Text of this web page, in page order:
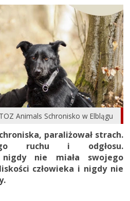
Animals Schronisko w Elblągu
paraliżował strach.
ruchu i odgłosu.
nigdy nie miała swojego
człowieka i nigdy nie